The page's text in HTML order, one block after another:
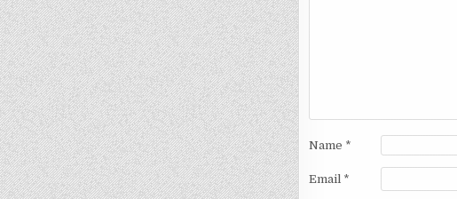
Name *
Email *